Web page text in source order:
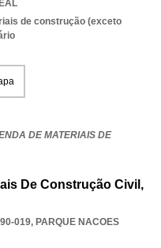
de construção (exceto
DE MATERIAIS DE
De Construção Civil,
019, PARQUE NACOES